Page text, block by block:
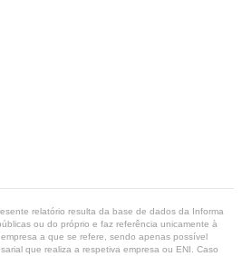
relatório resulta da base de dados da Informa
ou do próprio e faz referência unicamente à
a que se refere, sendo apenas possível
que realiza a respetiva empresa ou ENI. Caso